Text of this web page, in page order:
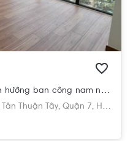
Bán căn hộ Eco Green Saigon hướng ban công nam nội thất cơ bản diện tích 66.2m²
Tân Thuận Tây, Quận 7, Hồ Chí Minh